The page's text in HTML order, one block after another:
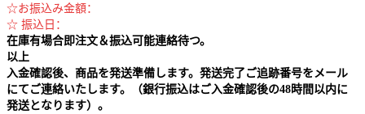
☆お振込み金額：
☆ 振込日：
在庫有場合即注文＆振込可能連絡待つ。
以上
入金確認後、商品を発送準備します。発送完了ご追跡番号をメール
にてご連絡いたします。（銀行振込はご入金確認後の48時間以内に
発送となります）。